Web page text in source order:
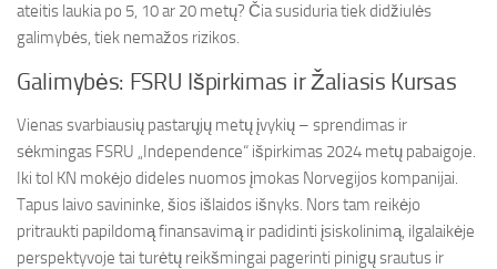
ateitis laukia po 5, 10 ar 20 metų? Čia susiduria tiek didžiulės
galimybės, tiek nemažos rizikos.
Galimybės: FSRU Išpirkimas ir Žaliasis Kursas
Vienas svarbiausių pastarųjų metų įvykių – sprendimas ir
sėkmingas FSRU „Independence“ išpirkimas 2024 metų pabaigoje.
Iki tol KN mokėjo dideles nuomos įmokas Norvegijos kompanijai.
Tapus laivo savininke, šios išlaidos išnyks. Nors tam reikėjo
pritraukti papildomą finansavimą ir padidinti įsiskolinimą, ilgalaikėje
perspektyvoje tai turėtų reikšmingai pagerinti pinigų srautus ir